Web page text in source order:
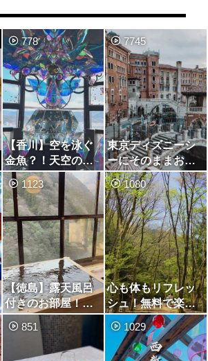
778
【香川】空を泳ぐ
金魚？！天空のア
クアリウムソラキ
ン
7745
東京ディズニーシ
ーにそのままお泊
まり
1123
【徳島】露天風呂
付きのお部屋！囲
炉裏個室で頂く豪
華料理！
1080
心も体もリフレッ
シュ！無料で楽し
める、マイナスイ
オンたっぷりのデ
イキャンプ
851 1029